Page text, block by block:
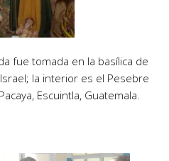
fue tomada en la basílica de
la interior es el Pesebre
Escuintla, Guatemala.